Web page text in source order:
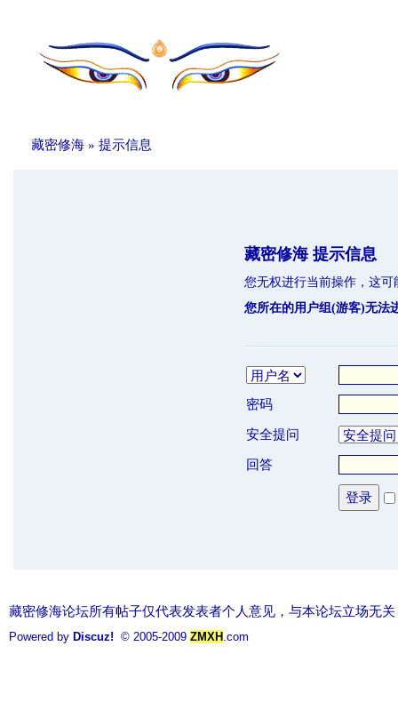
藏密修海» 提示信息
藏密修海 提示信息
您无权进行当前操作，这
您所在的用户组(游客)无法
密码
安全提问
回答
登录
藏密修海论坛所有帖子仅代表发表者个人意见，与本论坛立场无关
Powered by Discuz! © 2005-2009 ZMXH .com